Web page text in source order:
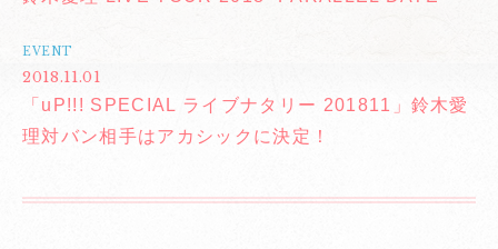
EVENT
2018.11.01
「uP!!! SPECIAL ライブナタリー 201811」鈴木愛
理対バン相手はアカシックに決定！